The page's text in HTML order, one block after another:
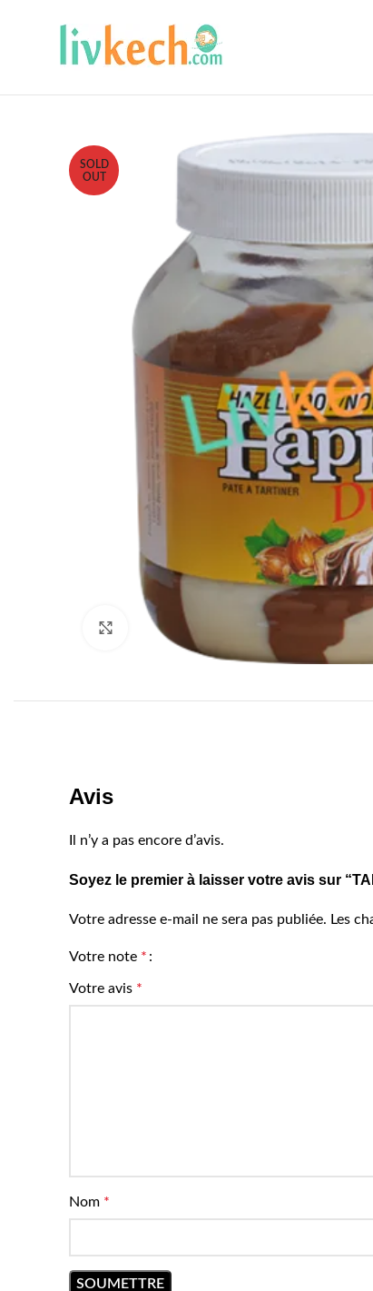
SOLD
OUT
Click to enlarge
Avis
Il n’y a pas encore d’avis.
Soyez le premier à laisser votre avis sur
Votre adresse e-mail ne sera pas publiée. Les
Votre note *
Votre avis *
Nom *